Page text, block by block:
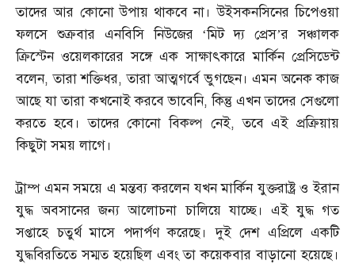
তাদের আর কোনো উপায় থাকবে না। উইসকনসিনের চিপেওয়া
ফলসে শুক্রবার এনবিসি নিউজের ‘মিট দ্য প্রেস’র সঞ্চালক
ক্রিস্টেন ওয়েলকারের সঙ্গে এক সাক্ষাৎকারে মার্কিন প্রেসিডেন্ট
বলেন,তারা শক্তিধর,তারা আত্মগর্বে ভুগছেন। এমন অনেক কাজ
আছে যা তারা কখনোই করবে ভাবেনি,কিন্তু এখন তাদের সেগুলো
করতে হবে। তাদের কোনো বিকল্প নেই,তবে এই প্রক্রিয়ায়
কিছুটা সময় লাগে।
ট্রাম্প এমন সময়ে এ মন্তব্য করলেন যখন মার্কিন যুক্তরাষ্ট্র ও ইরান
যুদ্ধ অবসানের জন্য আলোচনা চালিয়ে যাচ্ছে। এই যুদ্ধ গত
সপ্তাহে চতুর্থ মাসে পদার্পণ করেছে। দুই দেশ এপ্রিলে একটি
যুদ্ধবিরতিতে সম্মত হয়েছিল এবং তা কয়েকবার বাড়ানো হয়েছে।